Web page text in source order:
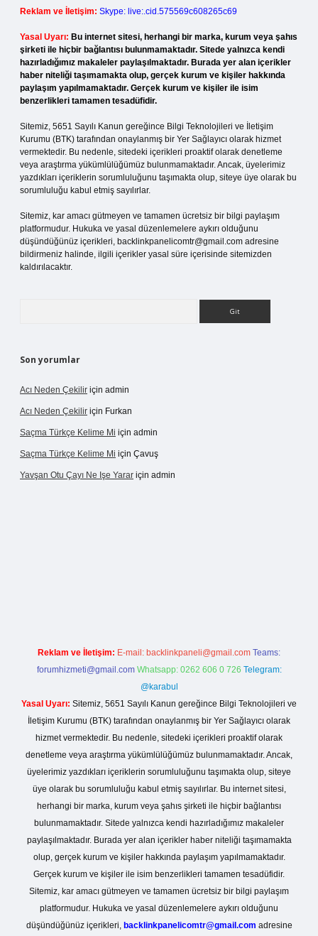
Reklam ve İletişim: Skype: live:.cid.575569c608265c69
Yasal Uyarı: Bu internet sitesi, herhangi bir marka, kurum veya şahıs
şirketi ile hiçbir bağlantısı bulunmamaktadır. Sitede yalnızca kendi
hazırladığımız makaleler paylaşılmaktadır. Burada yer alan içerikler
haber niteliği taşımamakta olup, gerçek kurum ve kişiler hakkında
paylaşım yapılmamaktadır. Gerçek kurum ve kişiler ile isim
benzerlikleri tamamen tesadüfidir.
Sitemiz, 5651 Sayılı Kanun gereğince Bilgi Teknolojileri ve İletişim
Kurumu (BTK) tarafından onaylanmış bir Yer Sağlayıcı olarak hizmet
vermektedir. Bu nedenle, sitedeki içerikleri proaktif olarak denetleme
veya araştırma yükümlülüğümüz bulunmamaktadır. Ancak, üyelerimiz
yazdıkları içeriklerin sorumluluğunu taşımakta olup, siteye üye olarak bu
sorumluluğu kabul etmiş sayılırlar.
Sitemiz, kar amacı gütmeyen ve tamamen ücretsiz bir bilgi paylaşım
platformudur. Hukuka ve yasal düzenlemelere aykırı olduğunu
düşündüğünüz içerikleri, backlinkpanelicomtr@gmail.com adresine
bildirmeniz halinde, ilgili içerikler yasal süre içerisinde sitemizden
kaldırılacaktır.
Son yorumlar
Acı Neden Çekilir için admin
Acı Neden Çekilir için Furkan
Saçma Türkçe Kelime Mi için admin
Saçma Türkçe Kelime Mi için Çavuş
Yavşan Otu Çayı Ne Işe Yarar için admin
Reklam ve İletişim: E-mail: backlinkpaneli@gmail.com Teams:
forumhizmeti@gmail.com Whatsapp: 0262 606 0 726 Telegram:
@karabul
Yasal Uyarı: Sitemiz, 5651 Sayılı Kanun gereğince Bilgi Teknolojileri ve
İletişim Kurumu (BTK) tarafından onaylanmış bir Yer Sağlayıcı olarak
hizmet vermektedir. Bu nedenle, sitedeki içerikleri proaktif olarak
denetleme veya araştırma yükümlülüğümüz bulunmamaktadır. Ancak,
üyelerimiz yazdıkları içeriklerin sorumluluğunu taşımakta olup, siteye
üye olarak bu sorumluluğu kabul etmiş sayılırlar. Bu internet sitesi,
herhangi bir marka, kurum veya şahıs şirketi ile hiçbir bağlantısı
bulunmamaktadır. Sitede yalnızca kendi hazırladığımız makaleler
paylaşılmaktadır. Burada yer alan içerikler haber niteliği taşımamakta
olup, gerçek kurum ve kişiler hakkında paylaşım yapılmamaktadır.
Gerçek kurum ve kişiler ile isim benzerlikleri tamamen tesadüfidir.
Sitemiz, kar amacı gütmeyen ve tamamen ücretsiz bir bilgi paylaşım
platformudur. Hukuka ve yasal düzenlemelere aykırı olduğunu
düşündüğünüz içerikleri, backlinkpanelicomtr@gmail.com adresine